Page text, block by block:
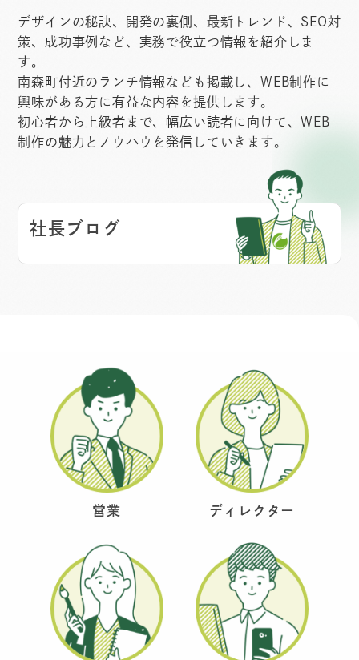
デザインの秘訣、開発の裏側、最新トレンド、SEO対
策、成功事例など、実務で役立つ情報を紹介しま
す。
南森町付近のランチ情報なども掲載し、WEB制作に
興味がある方に有益な内容を提供します。
初心者から上級者まで、幅広い読者に向けて、WEB
制作の魅力とノウハウを発信していきます。
社長ブログ
営業 ディレクター